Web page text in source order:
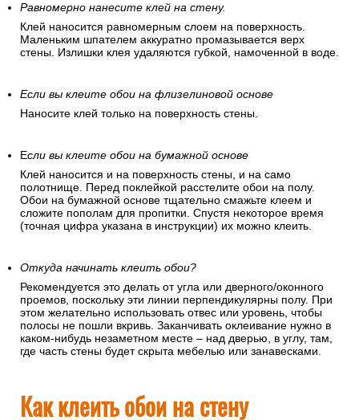
Равномерно нанесите клей на стену.
Клей наносится равномерным слоем на поверхность.
Маленьким шпателем аккуратно промазывается верх
стены. Излишки клея удаляются губкой, намоченной в воде.
Если вы клеите обои на флизелиновой основе
Наносите клей только на поверхность стены.
Если вы клеите обои на бумажной основе
Клей наносится и на поверхность стены, и на само
полотнище. Перед поклейкой расстелите обои на полу.
Обои на бумажной основе тщательно смажьте клеем и
сложите пополам для пропитки. Спустя некоторое время
(точная цифра указана в инструкции) их можно клеить.
Откуда начинать клеить обои?
Рекомендуется это делать от угла или дверного/оконного
проемов, поскольку эти линии перпендикулярны полу. При
этом желательно использовать отвес или уровень, чтобы
полосы не пошли вкривь. Заканчивать оклеивание нужно в
каком-нибудь незаметном месте – над дверью, в углу, там,
где часть стены будет скрыта мебелью или занавесками.
Как клеить обои на стену